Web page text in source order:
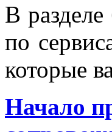
В
по
которые
Начало